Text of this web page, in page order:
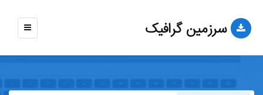
سرزمین گرافیک
نمایش